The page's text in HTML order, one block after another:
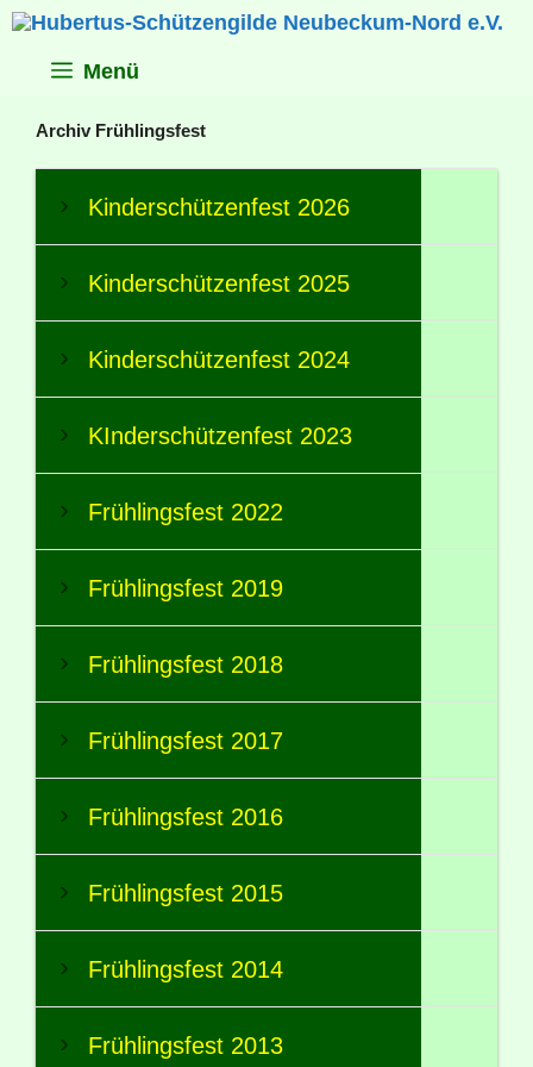
Zum
Inhalt
Menü
Archiv Frühlingsfest
Kinderschützenfest 2026
Kinderschützenfest 2025
Kinderschützenfest 2024
KInderschützenfest 2023
Frühlingsfest 2022
Frühlingsfest 2019
Frühlingsfest 2018
Frühlingsfest 2017
Frühlingsfest 2016
Frühlingsfest 2015
Frühlingsfest 2014
Frühlingsfest 2013